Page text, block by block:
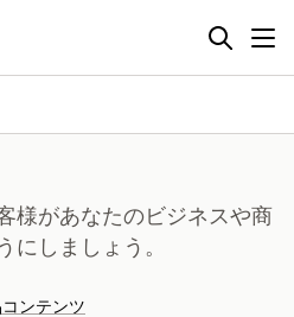
様があなたのビジネスや商
にしましょう。
ンテンツ